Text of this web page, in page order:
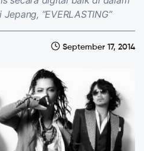
“EVERLASTING”
September 17, 2014